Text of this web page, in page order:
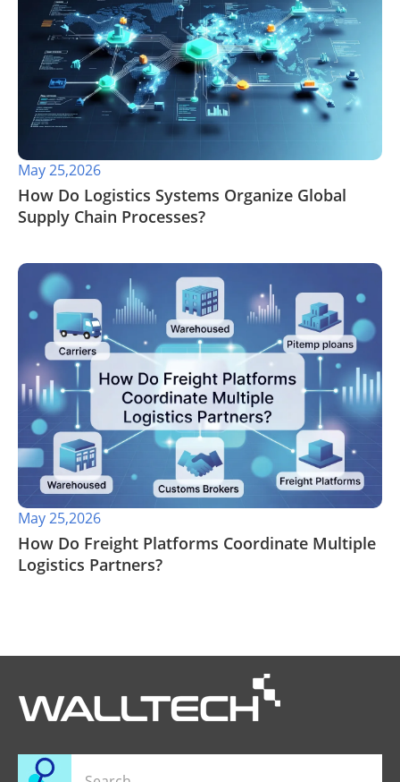
May 25,2026
​How Do Logistics Systems Organize Global
Supply Chain Processes?
May 25,2026
​How Do Freight Platforms Coordinate Multiple
Logistics Partners?